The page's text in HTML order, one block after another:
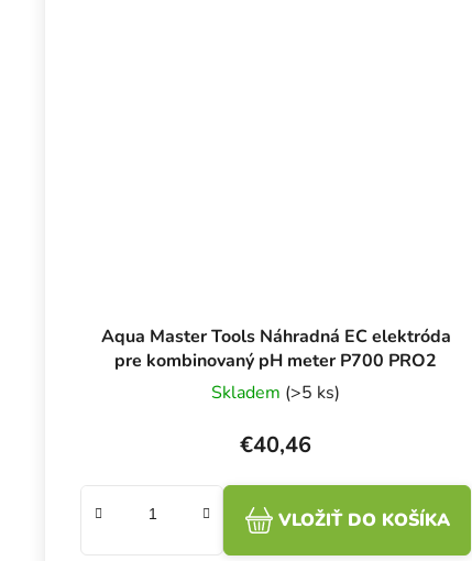
Aqua Master Tools Náhradná EC elektróda
pre kombinovaný pH meter P700 PRO2
Skladem (>5 ks)
€40,46
VLOŽIŤ DO KOŠÍKA